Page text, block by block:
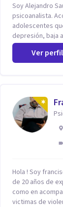
Soy Alejandro
psicoanalista.
adolescentes
depresión, baja
relaciones,
explorar y
conflictos
acceder a las
experiencias del
liberando su
con mayor libertad y
psicoanalítica
libre y sin
presente, se les
transforma su
forma, los
Ver perfil
Hola ! Soy
de 20 años de
como en
victimas de